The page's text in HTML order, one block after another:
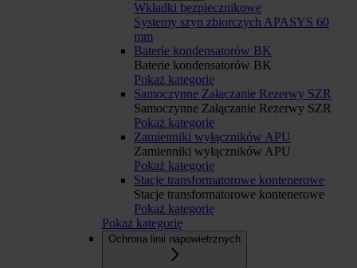
Wkładki bezpiecznikowe
Systemy szyn zbiorczych APASYS 60
mm
Baterie kondensatorów BK
Baterie kondensatorów BK
Pokaż kategorię
Samoczynne Załączanie Rezerwy SZR
Samoczynne Załączanie Rezerwy SZR
Pokaż kategorię
Zamienniki wyłączników APU
Zamienniki wyłączników APU
Pokaż kategorię
Stacje transformatorowe kontenerowe
Stacje transformatorowe kontenerowe
Pokaż kategorię
Pokaż kategorię
Ochrona linii napowietrznych